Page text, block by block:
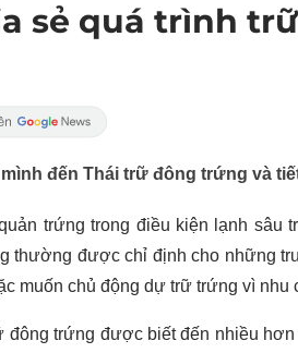
sẻ quá trình
đến Thái trữ đông trứng và
trứng trong điều kiện lạnh sâu
thường được chỉ định cho những
muốn chủ động dự trữ trứng vì nhu
đông trứng được biết đến nhiều